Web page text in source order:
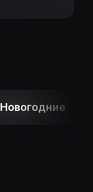
Новогодние